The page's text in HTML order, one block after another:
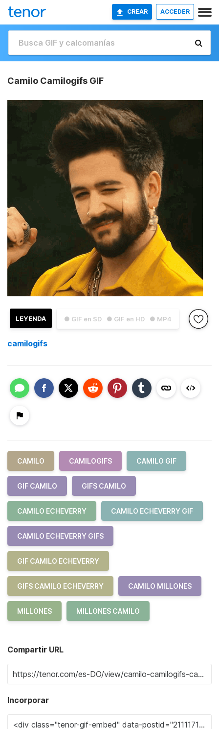
CREAR ACCEDER
Camilo Camilogifs GIF
● GIF en SD ● GIF en HD ● MP4
LEYENDA
camilogifs
CAMILO CAMILOGIFS CAMILO GIF
GIF CAMILO GIFS CAMILO
CAMILO ECHEVERRY CAMILO ECHEVERRY GIF
CAMILO ECHEVERRY GIFS
GIF CAMILO ECHEVERRY
GIFS CAMILO ECHEVERRY CAMILO MILLONES
MILLONES MILLONES CAMILO
Compartir URL
Incorporar